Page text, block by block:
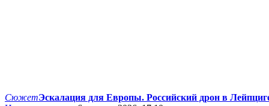
СюжетЭскалация для Европы. Российский дрон в